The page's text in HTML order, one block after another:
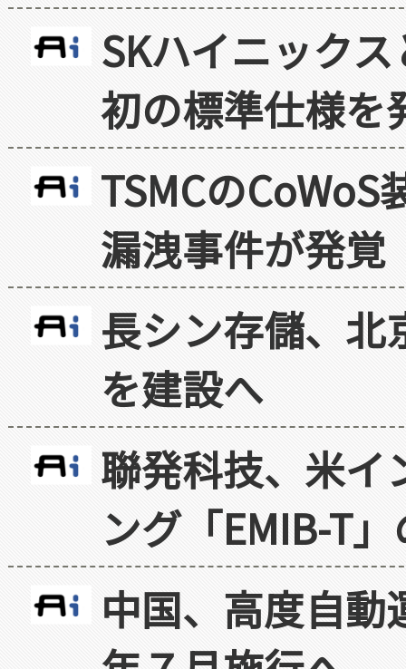
SKハイニック
初の標準仕様を
TSMCの
漏洩事件が発覚
長シン存儲、北
を建設へ
聯発科技、米イ
ング「EMIB-T
中国、高度自